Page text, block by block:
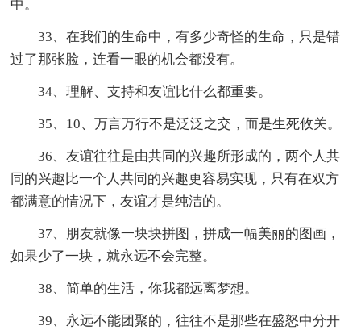
中。
33、在我们的生命中，有多少奇怪的生命，只是错
过了那张脸，连看一眼的机会都没有。
34、理解、支持和友谊比什么都重要。
35、10、万言万行不是泛泛之交，而是生死攸关。
36、友谊往往是由共同的兴趣所形成的，两个人共
同的兴趣比一个人共同的兴趣更容易实现，只有在双方
都满意的情况下，友谊才是纯洁的。
37、朋友就像一块块拼图，拼成一幅美丽的图画，
如果少了一块，就永远不会完整。
38、简单的生活，你我都远离梦想。
39、永远不能团聚的，往往不是那些在盛怒中分开